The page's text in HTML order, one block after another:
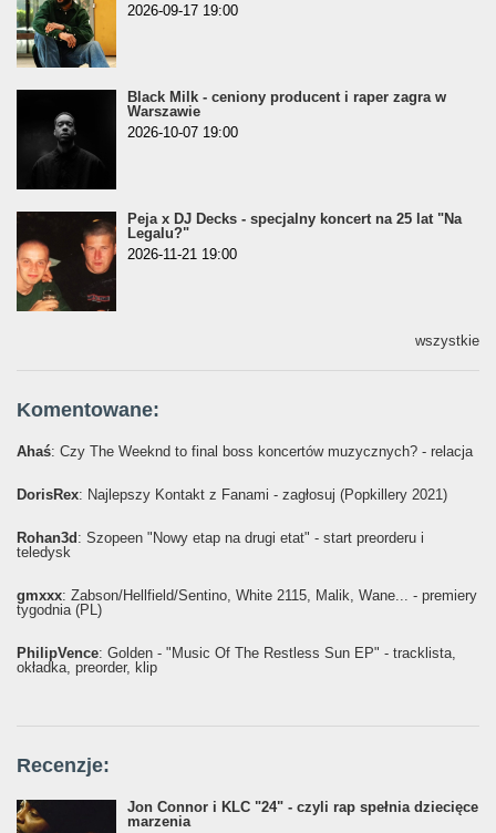
2026-09-17 19:00
Black Milk - ceniony producent i raper zagra w
Warszawie
2026-10-07 19:00
Peja x DJ Decks - specjalny koncert na 25 lat "Na
Legalu?"
2026-11-21 19:00
wszystkie
Komentowane:
Ahaś: Czy The Weeknd to final boss koncertów muzycznych? - relacja
DorisRex: Najlepszy Kontakt z Fanami - zagłosuj (Popkillery 2021)
Rohan3d : Szopeen "Nowy etap na drugi etat" - start preorderu i
teledysk
gmxxx: Żabson/Hellfield/Sentino, White 2115, Malik, Wane... - premiery
tygodnia (PL)
PhilipVence: Golden - "Music Of The Restless Sun EP" - tracklista,
okładka, preorder, klip
Recenzje:
Jon Connor i KLC "24" - czyli rap spełnia dziecięce
marzenia